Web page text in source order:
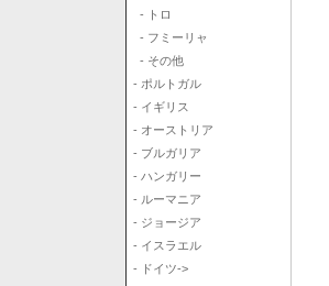
- トロ
- フミーリャ
- その他
- ポルトガル
- イギリス
- オーストリア
- ブルガリア
- ハンガリー
- ルーマニア
- ジョージア
- イスラエル
- ドイツ->